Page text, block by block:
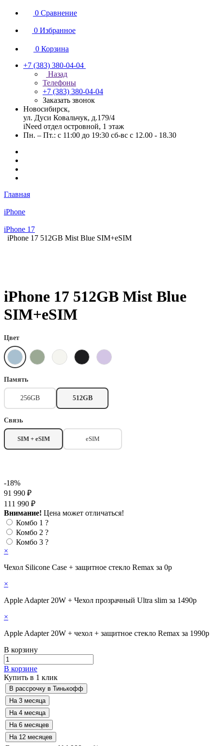
0 Сравнение
0 Избранное
0 Корзина
+7 (383) 380-04-04
Назад
Телефоны
+7 (383) 380-04-04
Заказать звонок
Новосибирск,
ул. Дуси Ковальчук, д.179/4
iNeed отдел островной, 1 этаж
Пн. – Пт.: с 11:00 до 19:30 сб-вс с 12.00 - 18.30
Главная
iPhone
iPhone 17
iPhone 17 512GB Mist Blue SIM+eSIM
iPhone 17 512GB Mist Blue
SIM+eSIM
Цвет
Память
256GB 512GB
Связь
SIM + eSIM eSIM
-18%
91 990 ₽
111 990 ₽
Внимание! Цена может отличаться!
Комбо 1 ?
Комбо 2 ?
Комбо 3 ?
×
Чехол Silicone Case + защитное стекло Remax за 0р
×
Apple Adapter 20W + Чехол прозрачный Ultra slim за 1490р
×
Apple Adapter 20W + чехол + защитное стекло Remax за 1990р
В корзину
В корзине
Купить в 1 клик